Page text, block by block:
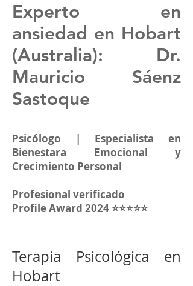
Experto en
ansiedad en Hobart
(Australia): Dr.
Mauricio Sáenz
Sastoque
Psicólogo | Especialista en
Bienestara Emocional y
Crecimiento Personal
Profesional verificado
Profile Award 2024 ⭐⭐⭐⭐⭐
Terapia Psicológica en
Hobart